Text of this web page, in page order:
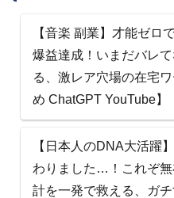
【音楽 副業】才能ゼロ
爆益達成！いまだバレ
る、激レア穴場の在宅
め ChatGPT YouTube】
【日本人のDNA大活躍
わりました…！これぞ
計を一発で救える、ガ